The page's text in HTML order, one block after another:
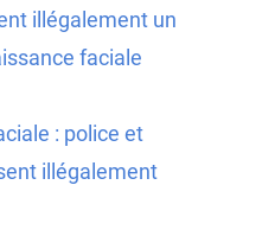
illégalement un
faciale
: police et
illégalement